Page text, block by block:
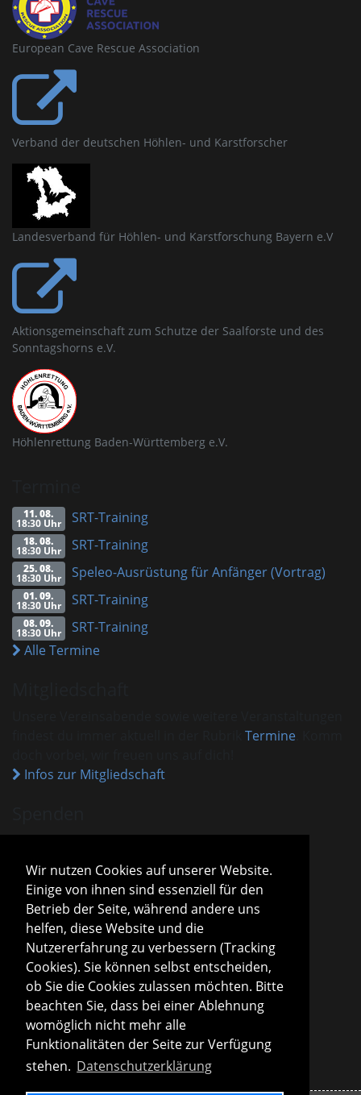
Wir nutzen Cookies auf unserer Website.
Einige von ihnen sind essenziell für den
Betrieb der Seite, während andere uns
helfen, diese Website und die
Nutzererfahrung zu verbessern (Tracking
Cookies). Sie können selbst entscheiden,
ob Sie die Cookies zulassen möchten. Bitte
beachten Sie, dass bei einer Ablehnung
womöglich nicht mehr alle
Funktionalitäten der Seite zur Verfügung
stehen. Datenschutzerklärung
European Cave Rescue Association
Verband der deutschen Höhlen- und Karstforscher
Landesverband für Höhlen- und Karstforschung Bayern e.V
Aktionsgemeinschaft zum Schutze der Saalforste und des
Sonntagshorns e.V.
Höhlenrettung Baden-Württemberg e.V.
11. 08.
18:30 Uhr SRT-Training
18. 08.
18:30 Uhr SRT-Training
25. 08.
18:30 Uhr Speleo-Ausrüstung für Anfänger (Vortrag)
01. 09.
18:30 Uhr SRT-Training
08. 09.
18:30 Uhr
SRT-Training
Alle Termine
Termine
Infos zur Mitgliedschaft
VHM ist als gemeinnützig anerkannt.
Spenden und Beiträge sind mit dem aktuellen
Freistellungsbescheid steuerlich absetzbar.
Sparda-Bank München
IBAN
DE13 7009 0500 0001 2800 15
GENODEF1S04
Infos zu Spenden
Vorstand
Roland Konopac
Erster Vorsitzender des Vorstandes
Martina Lachmuth
Zweite Vorsitzende des Vorstandes
Infos zur Vereinsleitung